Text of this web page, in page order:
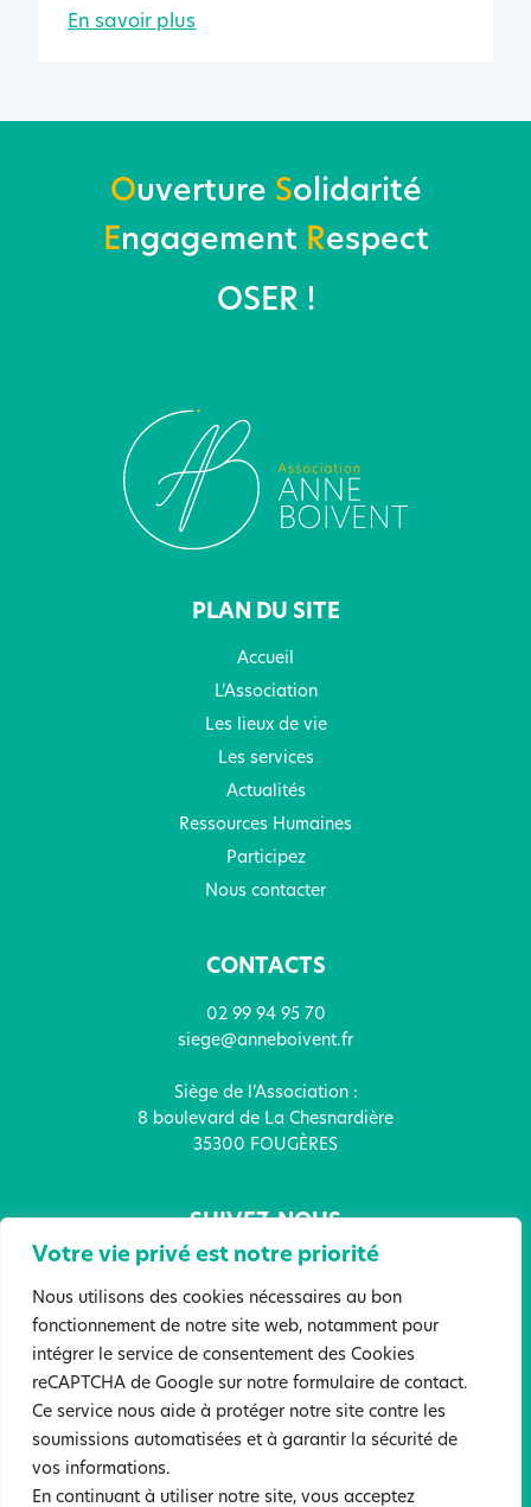
Votre vie privé est notre priorité
Nous utilisons des cookies nécessaires au bon
fonctionnement de notre site web, notamment pour
intégrer le service de consentement des Cookies
reCAPTCHA de Google sur notre formulaire de contact.
Ce service nous aide à protéger notre site contre les
soumissions automatisées et à garantir la sécurité de
vos informations.
En continuant à utiliser notre site, vous acceptez
DE VIE D’AVENEL
En savoir plus
Ouverture Solidarité
Engagement Respect
OSER !
PLAN DU SITE
Accueil
L’Association
Les lieux de vie
Les services
Actualités
Ressources Humaines
Participez
Nous contacter
CONTACTS
02 99 94 95 70
siege@anneboivent.fr
Siège de l’Association :
8 boulevard de La Chesnardière
35300 FOUGÈRES
SUIVEZ-NOUS
FAITES UN DON !
Mentions légales
Sites partenaires